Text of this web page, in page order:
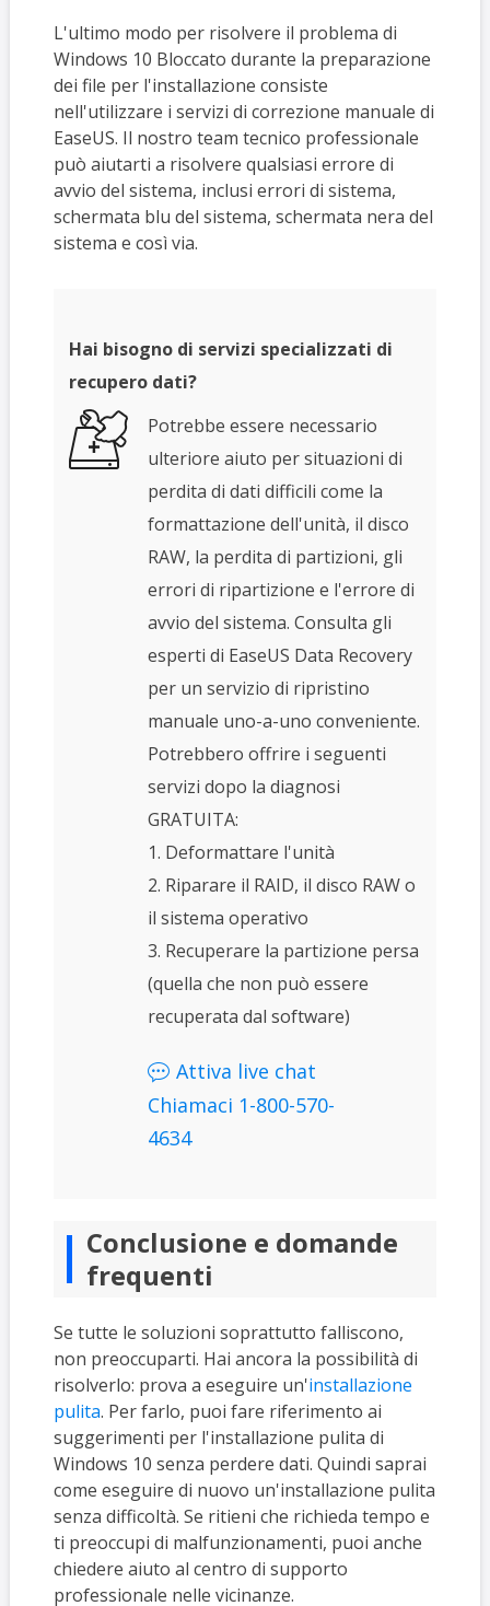
L'ultimo modo per risolvere il problema di
Windows 10 Bloccato durante la preparazione
dei file per l'installazione consiste
nell'utilizzare i servizi di correzione manuale di
EaseUS. Il nostro team tecnico professionale
può aiutarti a risolvere qualsiasi errore di
avvio del sistema, inclusi errori di sistema,
schermata blu del sistema, schermata nera del
sistema e così via.
Hai bisogno di servizi specializzati di
recupero dati?
Potrebbe essere necessario
ulteriore aiuto per situazioni di
perdita di dati difficili come la
formattazione dell'unità, il disco
RAW, la perdita di partizioni, gli
errori di ripartizione e l'errore di
avvio del sistema. Consulta gli
esperti di EaseUS Data Recovery
per un servizio di ripristino
manuale uno-a-uno conveniente.
Potrebbero offrire i seguenti
servizi dopo la diagnosi
GRATUITA:
1. Deformattare l'unità
2. Riparare il RAID, il disco RAW o
il sistema operativo
3. Recuperare la partizione persa
(quella che non può essere
recuperata dal software)
 Attiva live chat
Chiamaci 1-800-570-
4634
Conclusione e domande
frequenti
Se tutte le soluzioni soprattutto falliscono,
non preoccuparti. Hai ancora la possibilità di
risolverlo: prova a eseguire un'installazione
pulita. Per farlo, puoi fare riferimento ai
suggerimenti per l'installazione pulita di
Windows 10 senza perdere dati. Quindi saprai
come eseguire di nuovo un'installazione pulita
senza difficoltà. Se ritieni che richieda tempo e
ti preoccupi di malfunzionamenti, puoi anche
chiedere aiuto al centro di supporto
professionale nelle vicinanze.